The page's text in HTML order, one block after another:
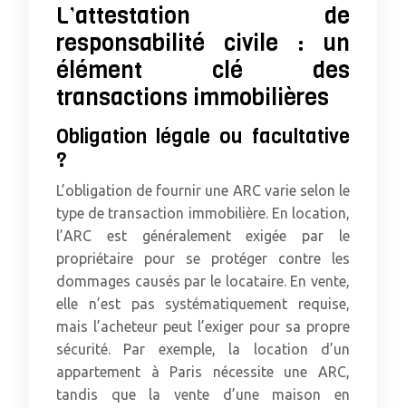
L’attestation de
responsabilité civile : un
élément clé des
transactions immobilières
Obligation légale ou facultative
?
L’obligation de fournir une ARC varie selon le
type de transaction immobilière. En location,
l’ARC est généralement exigée par le
propriétaire pour se protéger contre les
dommages causés par le locataire. En vente,
elle n’est pas systématiquement requise,
mais l’acheteur peut l’exiger pour sa propre
sécurité. Par exemple, la location d’un
appartement à Paris nécessite une ARC,
tandis que la vente d’une maison en